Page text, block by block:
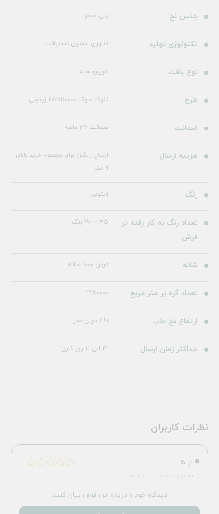
جنس نخ پلی استر
تکنولوژی تولید فناوری ماشین دستبافت
نوع بافت غیربرجسته
طرح نئوکلاسیک 25NB0000 زیتونی
ضمانت ضمانت 36 ماهه
هزینه ارسال
ارسال رایگان برای مجموع خرید بالای
9 متر
رنگ زیتونی
تعداد رنگ به کار رفته در
فرش
35 ~ 40 رنگ
شانه فرش 1000 شانه
تعداد گره بر متر مربع 2280000
ارتفاع نخ خاب 6±1 میلی متر
حداکثر زمان ارسال 14 الی 19 روز کاری
نظرات کاربران
0 از 5
دیدگاه خود را درباره این فرش بیان کنید